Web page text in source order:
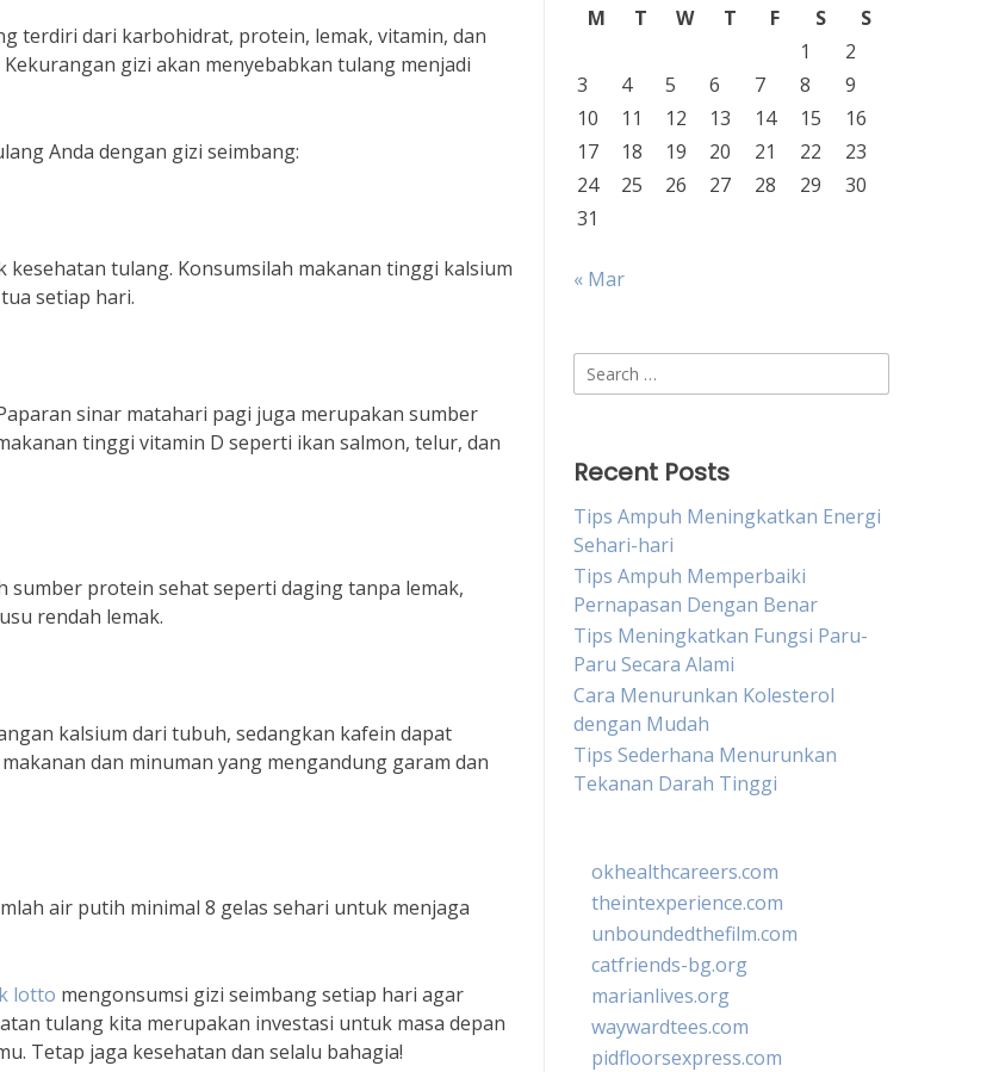
terdiri dari karbohidrat, protein, lemak, vitamin, dan
gizi akan menyebabkan tulang menjadi
Anda dengan gizi seimbang:
tulang. Konsumsilah makanan tinggi kalsium
setiap hari.
sinar matahari pagi juga merupakan sumber
tinggi vitamin D seperti ikan salmon, telur, dan
protein sehat seperti daging tanpa lemak,
rendah lemak.
kalsium dari tubuh, sedangkan kafein dapat
dan minuman yang mengandung garam dan
air putih minimal 8 gelas sehari untuk menjaga
lotto mengonsumsi gizi seimbang setiap hari agar
tulang kita merupakan investasi untuk masa depan
Tetap jaga kesehatan dan selalu bahagia!
M
T W T F S
S
1
2
3
4 5 6 7 8
9
10
11 12 13 14 15
16
17
18 19 20 21 22
23
24
25 26 27 28 29
30
31
« Mar
Search
for:
Recent Posts
Tips Ampuh Meningkatkan Energi
Sehari-hari
Tips Ampuh Memperbaiki
Pernapasan Dengan Benar
Tips Meningkatkan Fungsi Paru-
Paru Secara Alami
Cara Menurunkan Kolesterol
dengan Mudah
Tips Sederhana Menurunkan
Tekanan Darah Tinggi
okhealthcareers.com
theintexperience.com
unboundedthefilm.com
catfriends-bg.org
marianlives.org
waywardtees.com
pidfloorsexpress.com